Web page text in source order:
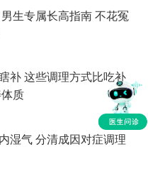
生专属长高指南 不花冤
补 这些调理方式比吃补
质
湿气 分清成因对症调理